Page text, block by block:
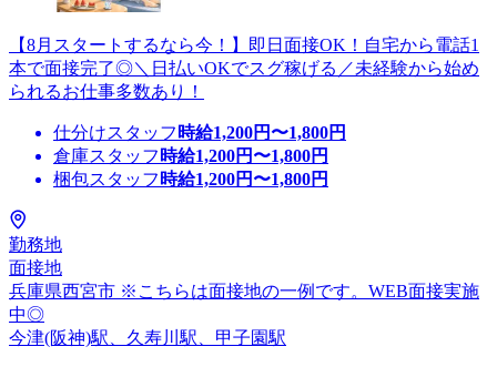
【8月スタートするなら今！】即日面接OK！自宅から電話1
本で面接完了◎＼日払いOKでスグ稼げる／未経験から始め
られるお仕事多数あり！
仕分けスタッフ 時給1,200円〜1,800円
倉庫スタッフ 時給1,200円〜1,800円
梱包スタッフ 時給1,200円〜1,800円
勤務地
面接地
兵庫県西宮市 ※こちらは面接地の一例です。WEB面接実施
中◎
今津(阪神)駅、久寿川駅、甲子園駅